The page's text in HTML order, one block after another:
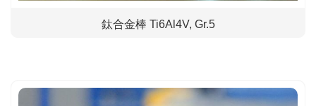
鈦合金棒 Ti6Al4V, Gr.5